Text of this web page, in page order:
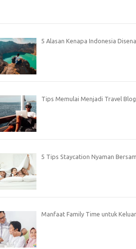
5 Alasan Kenapa Indonesia
Tips Memulai Menjadi Travel
5 Tips Staycation Nyaman
Manfaat Family Time untuk